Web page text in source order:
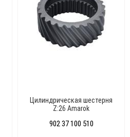
Цилиндрическая шестерня
Z:26 Amarok
902 37 100 510